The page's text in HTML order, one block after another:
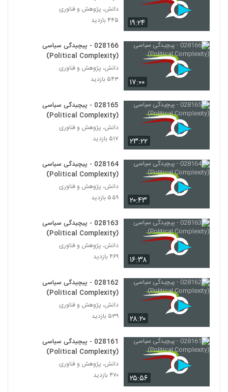
Ecology)
177
Ecology)
178
Ecology)
028189 - محیط زیست سیستم (Systems
Ecology)
180
Ecology)
181
Economics)
028192 - اقتصاد پیچیده (Complexity
Economics)
۴۳۷ بازدید
183
028193 - اقتصاد پیچیده (Complexity
Economics)
Economics)
۴۳۶ بازدید
028196 - اقتصاد پیچیده (Complexity
Economics)
۴۴۰ بازدید
۱۹:۲۴
دانش، پژوهش و فناوری
۴۴۵ بازدید
۱۷:۰۰
028166 - پیچیدگی سیاسی
(Political Complexity)
دانش، پژوهش و فناوری
۵۴۳ بازدید
۲۳:۲۲
028165 - پیچیدگی سیاسی
(Political Complexity)
دانش، پژوهش و فناوری
۵۱۷ بازدید
۲۰:۴۳
028164 - پیچیدگی سیاسی
(Political Complexity)
دانش، پژوهش و فناوری
۵۵۹ بازدید
۱۶:۳۸
028163 - پیچیدگی سیاسی
(Political Complexity)
دانش، پژوهش و فناوری
۴۶۹ بازدید
۲۸:۲۰
028162 - پیچیدگی سیاسی
(Political Complexity)
دانش، پژوهش و فناوری
۵۳۹ بازدید
۲۵:۵۶
028161 - پیچیدگی سیاسی
(Political Complexity)
دانش، پژوهش و فناوری
۴۷۰ بازدید